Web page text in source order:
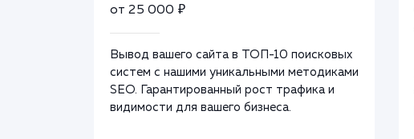
от 25 000 ₽
Вывод вашего сайта в ТОП-10 поисковых
систем с нашими уникальными методиками
SEO. Гарантированный рост трафика и
видимости для вашего бизнеса.